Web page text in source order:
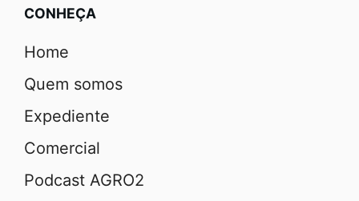
CONHEÇA
Home
Quem somos
Expediente
Comercial
Podcast AGRO2